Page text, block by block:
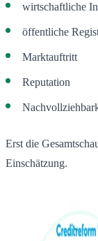
wirtschaftliche
öffentliche
Marktauftritt
Reputation
Erst die
Einschätzung.